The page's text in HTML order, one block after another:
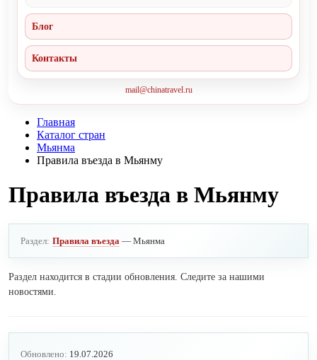
Блог
Контакты
mail@chinatravel.ru
Главная
Каталог стран
Мьянма
Правила въезда в Мьянму
Правила въезда в Мьянму
Раздел: Правила въезда — Мьянма
Раздел находится в стадии обновления. Следите за нашими
новостями.
Обновлено: 19.07.2026